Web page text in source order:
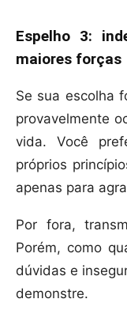
Espelho 3:
maiores forças
Se sua escolha
provavelmente
vida. Você
próprios
apenas para
Por fora,
Porém, como
dúvidas e
demonstre.